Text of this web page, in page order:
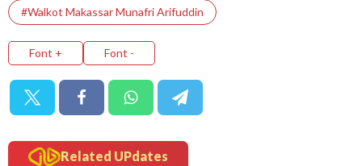
#Walkot Makassar Munafri Arifuddin
Font + Font -
Related UPdates